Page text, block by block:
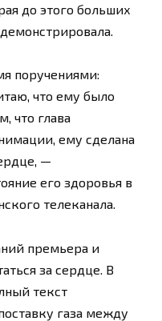
до этого больших
поручениями:
что ему было
что глава
ему сделана
—
его здоровья в
телеканала.
премьера и
за сердце. В
текст
газа между